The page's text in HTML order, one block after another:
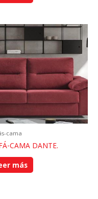
cama
CAMA DANTE.
más